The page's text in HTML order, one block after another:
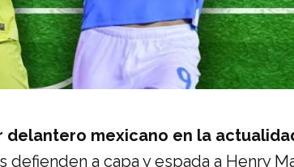
delantero mexicano en la
defienden a capa y espada a Henry